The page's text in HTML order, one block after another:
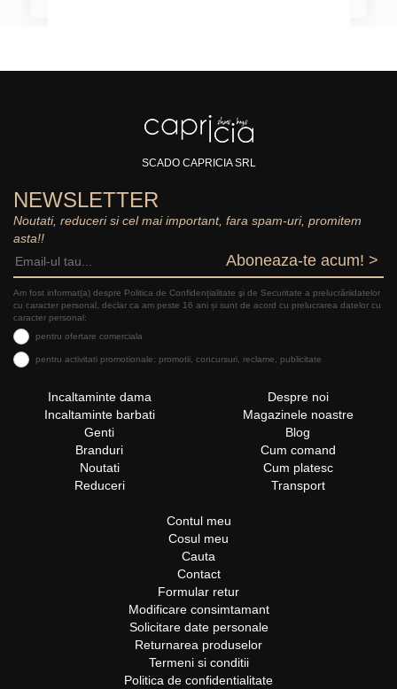
SCADO CAPRICIA SRL
NEWSLETTER
Noutati, reduceri si cel mai important, fara spam-uri, promitem
asta!!
Aboneaza-te acum! >
Am fost informat(a) despre Politica de Confidențialitate şi de Securitate a prelucrăriidatelor
cu caracter personal, declar ca am peste 16 ani și sunt de acord cu prelucrarea datelor cu
caracter personal:
pentru ofertare comerciala
pentru activitati promotionale: promotii, concursuri, reclame, publicitate
Incaltaminte dama
Incaltaminte barbati
Genti
Branduri
Noutati
Reduceri
Despre noi
Magazinele noastre
Blog
Cum comand
Cum platesc
Transport
Contul meu
Cosul meu
Cauta
Contact
Formular retur
Modificare consimtamant
Solicitare date personale
Returnarea produselor
Termeni si conditii
Politica de confidentialitate